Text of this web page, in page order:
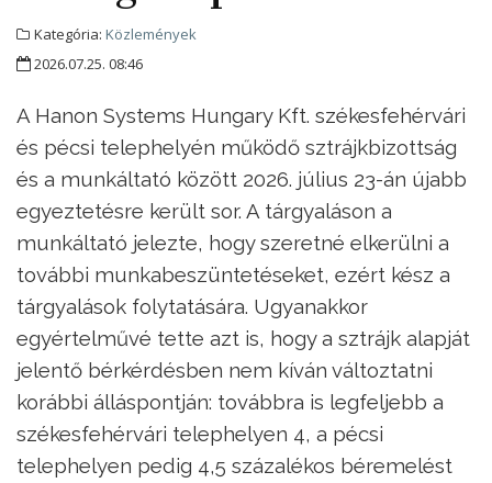
Kategória: Közlemények
2026.07.25. 08:46
A Hanon Systems Hungary Kft. székesfehérvári
és pécsi telephelyén működő sztrájkbizottság
és a munkáltató között 2026. július 23-án újabb
egyeztetésre került sor. A tárgyaláson a
munkáltató jelezte, hogy szeretné elkerülni a
további munkabeszüntetéseket, ezért kész a
tárgyalások folytatására. Ugyanakkor
egyértelművé tette azt is, hogy a sztrájk alapját
jelentő bérkérdésben nem kíván változtatni
korábbi álláspontján: továbbra is legfeljebb a
székesfehérvári telephelyen 4, a pécsi
telephelyen pedig 4,5 százalékos béremelést